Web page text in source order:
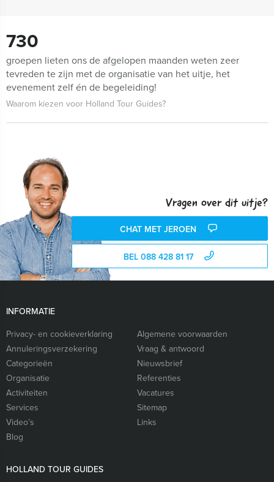
730
groepen lieten ons de afgelopen maanden weten zeer
tevreden te zijn met de organisatie van het uitje, het
evenement zelf én de begeleiding!
Waarom kiezen voor Holland Tour Guides?
Vragen over dit uitje?
CHAT MET JEROEN
BEL 088 428 81 17
INFORMATIE
Privacy- en cookieverklaring
Algemene voorwaarden
Annuleringsverzekering
Vraag & antwoord
Categorieën
Nieuwsbrief
Organisatie
Referenties
Activiteiten
Vacatures
Services
Sitemap
Video’s
Links
Blog
HOLLAND TOUR GUIDES